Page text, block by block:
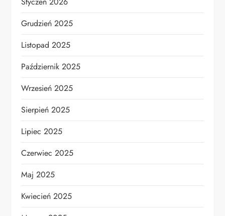
Grudzień 2025
Listopad 2025
Październik 2025
Wrzesień 2025
Sierpień 2025
Lipiec 2025
Czerwiec 2025
Maj 2025
Kwiecień 2025